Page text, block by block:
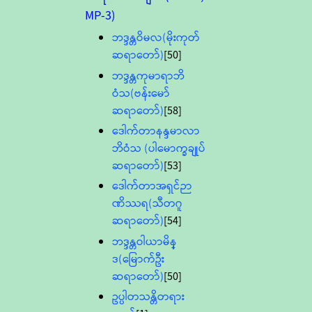
MP-3)
ဘဒ္ဒန္တဝိမလ(မိုးကုတ်
ဆရာတော်)[50]
ဘဒ္ဒန္တကုမာရာဘိ
ဝံသ(ဗန်းမော်
ဆရာတော်)[58]
ဒေါက်တာနန္ဒမာလာ
ဘိဝံသ (ပါမောက္ခချုပ်
ဆရာတော်)[53]
ဒေါက်တာအရှင်ဉာ
ဏိဿရ(သီတဂူ
ဆရာတော်)[54]
ဘဒ္ဒန္တဝါယာမိန္
ဒ(မြောက်ဦး
ဆရာတော်)[50]
ဥပ္ပါတသန္တိတရား